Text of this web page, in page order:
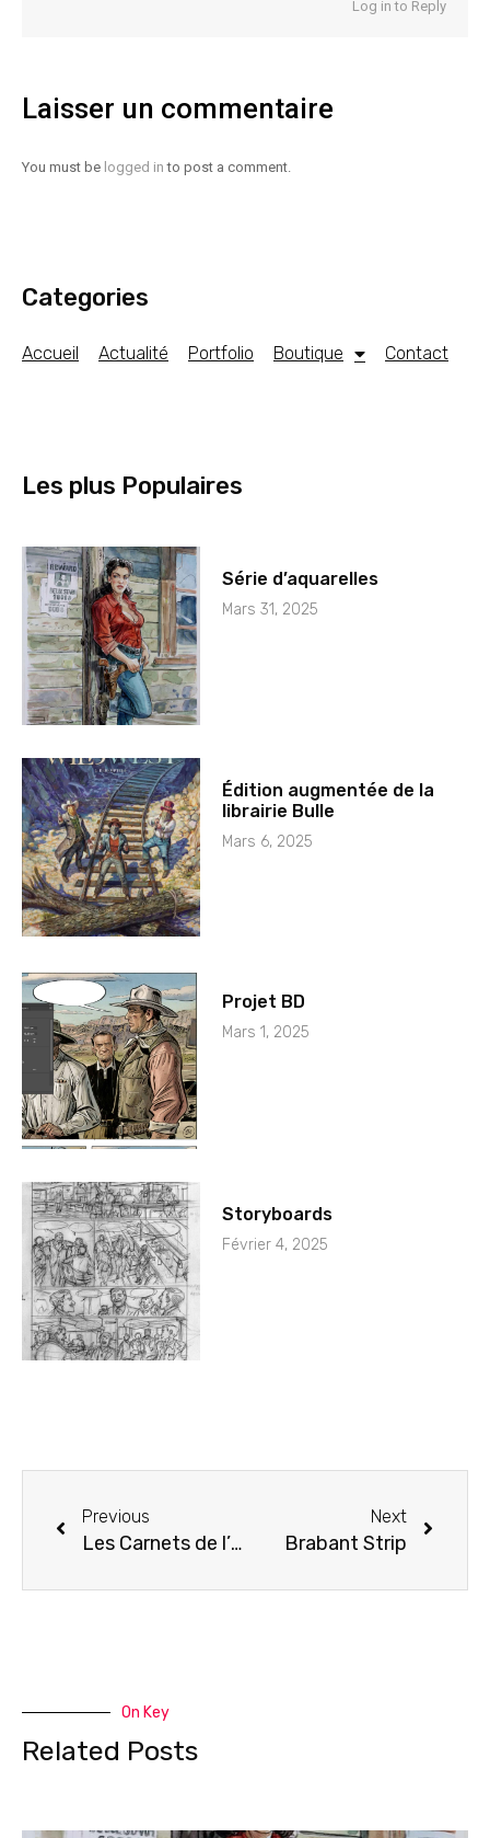
Log in to Reply
Laisser un commentaire
You must be logged in to post a comment.
Categories
Accueil Actualité Portfolio Boutique Contact
Les plus Populaires
Série d’aquarelles
Mars 31, 2025
Édition augmentée de la
librairie Bulle
Mars 6, 2025
Projet BD
Mars 1, 2025
Storyboards
Février 4, 2025
Previous
Les Carnets de l’insolite
Next
Brabant Strip
On Key
Related Posts